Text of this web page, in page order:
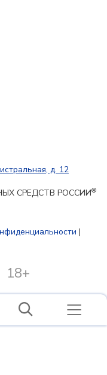
д. 12
СРЕДСТВ РОССИИ®
|
18+